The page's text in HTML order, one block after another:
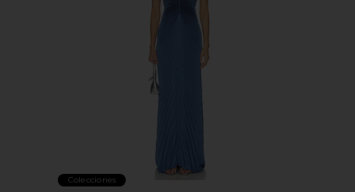
Colecciones